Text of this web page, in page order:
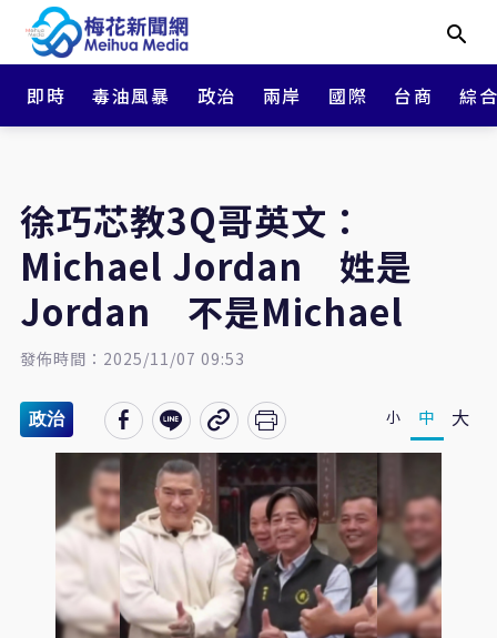
即時 毒油風暴 政治 兩岸 國際 台商 綜
徐巧芯教3Q哥英文：
Michael Jordan 姓是
Jordan 不是Michael
發佈時間：2025/11/07 09:53
政治 小 中 大